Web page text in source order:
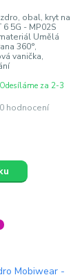
0 hodnocení
obal, kryt na
5G - MP02S
Umělá
360°,
vanička,
za 2-3